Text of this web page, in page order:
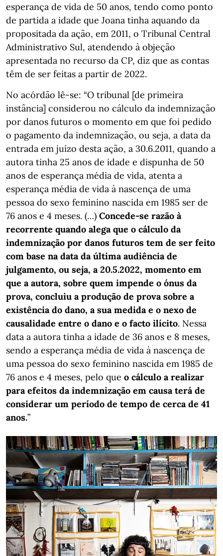
esperança de vida de 50 anos, tendo como ponto
de partida a idade que Joana tinha aquando da
propositada da ação, em 2011, o Tribunal Central
Administrativo Sul, atendendo à objeção
apresentada no recurso da CP, diz que as contas
têm de ser feitas a partir de 2022.
No acórdão lê-se: “O tribunal [de primeira
instância] considerou no cálculo da indemnização
por danos futuros o momento em que foi pedido
o pagamento da indemnização, ou seja, a data da
entrada em juízo desta ação, a 30.6.2011, quando a
autora tinha 25 anos de idade e dispunha de 50
anos de esperança média de vida, atenta a
esperança média de vida à nascença de uma
pessoa do sexo feminino nascida em 1985 ser de
76 anos e 4 meses. (…) Concede-se razão à
recorrente quando alega que o cálculo da
indemnização por danos futuros tem de ser feito
com base na data da última audiência de
julgamento, ou seja, a 20.5.2022, momento em
que a autora, sobre quem impende o ónus da
prova, concluiu a produção de prova sobre a
existência do dano, a sua medida e o nexo de
causalidade entre o dano e o facto ilícito. Nessa
data a autora tinha a idade de 36 anos e 8 meses,
sendo a esperança média de vida à nascença de
uma pessoa do sexo feminino nascida em 1985 de
76 anos e 4 meses, pelo que o cálculo a realizar
para efeitos da indemnização em causa terá de
considerar um período de tempo de cerca de 41
anos.”